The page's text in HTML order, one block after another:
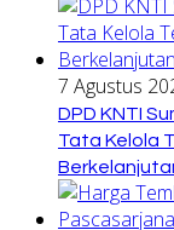
7 Agustus
DPD KNTI
Tata Kelola